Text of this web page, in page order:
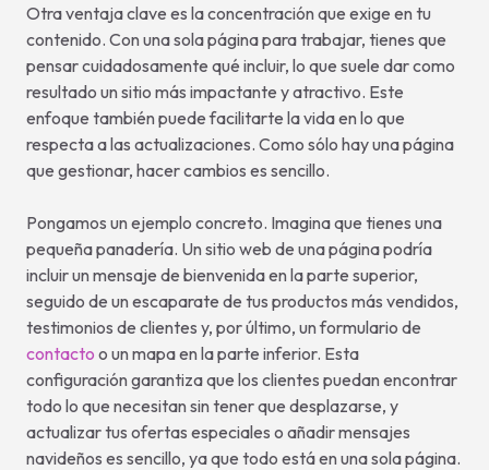
Otra ventaja clave es la concentración que exige en tu
contenido. Con una sola página para trabajar, tienes que
pensar cuidadosamente qué incluir, lo que suele dar como
resultado un sitio más impactante y atractivo. Este
enfoque también puede facilitarte la vida en lo que
respecta a las actualizaciones. Como sólo hay una página
que gestionar, hacer cambios es sencillo.
Pongamos un ejemplo concreto. Imagina que tienes una
pequeña panadería. Un sitio web de una página podría
incluir un mensaje de bienvenida en la parte superior,
seguido de un escaparate de tus productos más vendidos,
testimonios de clientes y, por último, un formulario de
contacto o un mapa en la parte inferior. Esta
configuración garantiza que los clientes puedan encontrar
todo lo que necesitan sin tener que desplazarse, y
actualizar tus ofertas especiales o añadir mensajes
navideños es sencillo, ya que todo está en una sola página.